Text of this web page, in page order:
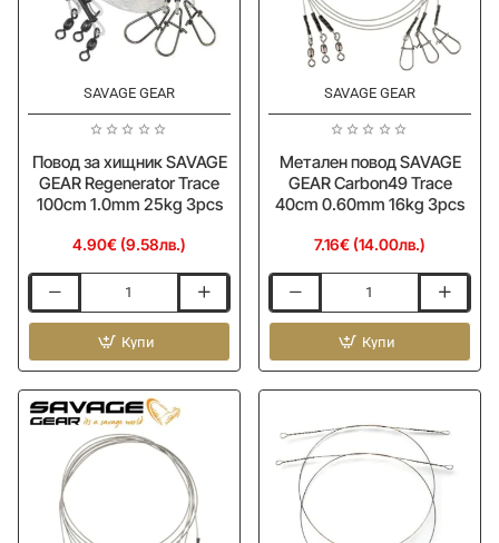
SAVAGE GEAR
Повод за хищник SAVAGE
GEAR Regenerator Trace
100cm 1.0mm 25kg 3pcs
4.90€ (9.58лв.)
за
SAVAGE
GEAR
Regenerator
Trace
100cm
1.0mm
25kg
3pcs
Купи
SAVAGE GEAR
Метален повод SAVAGE
GEAR Carbon49 Trace
40cm 0.60mm 16kg 3pcs
7.16€ (14.00лв.)
повод
GEAR
Carbon49
40cm
0.60mm
16kg
3pcs
Купи